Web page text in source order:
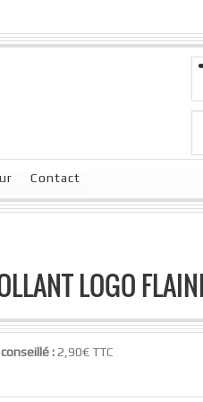
Contact
LOGO
:2,90€ TTC